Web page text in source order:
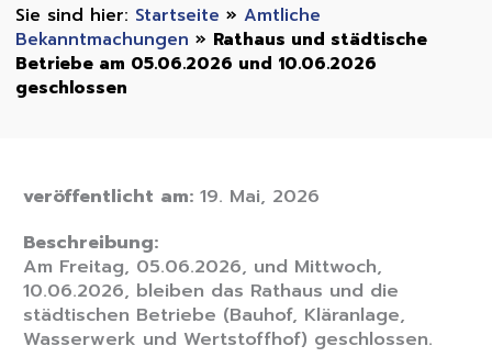
Startseite » Amtliche
Bekanntmachungen » Rathaus und städtische
Betriebe am 05.06.2026 und 10.06.2026
geschlossen
veröffentlicht am:19. Mai, 2026
Beschreibung:
Am Freitag, 05.06.2026, und Mittwoch,
10.06.2026, bleiben das Rathaus und die
städtischen Betriebe (Bauhof, Kläranlage,
Wasserwerk und Wertstoffhof) geschlossen.